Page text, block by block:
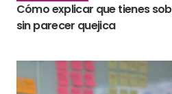
Cómo explicar que tienes
sin parecer quejica